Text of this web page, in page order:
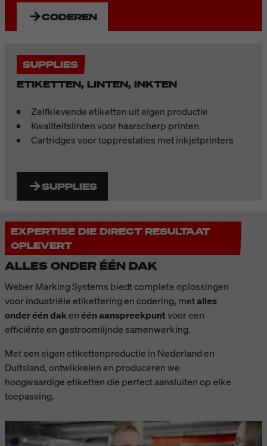
CODEREN
SUPPLIES
ETIKETTEN, LINTEN, INKTEN
Zelfklevende etiketten uit eigen productie
Kwaliteitslinten voor haarscherp printen
Cartridges voor topprestaties met inkjetprinters
SUPPLIES
EXPERTISE DIE DIRECT RESULTAAT
OPLEVERT
ALLES ONDER ÉÉN DAK
Weber Marking Systems biedt complete oplossingen
voor industriële etikettering en codering, metalles
onder één dakenéén aanspreekpuntvoor een
efficiënte en gestroomlijnde samenwerking.
Met een eigen etikettenproductie in Nederland en
Duitsland, ontwikkelen en produceren we
hoogwaardige etiketten die perfect aansluiten op elke
toepassing.